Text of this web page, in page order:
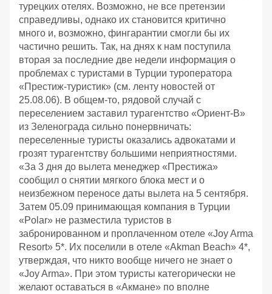
турецких отелях. Возможно, не все претензии
справедливы, однако их становится критично
много и, возможно, фингарантии смогли бы их
частично решить. Так, на днях к нам поступила
вторая за последние две недели информация о
проблемах с туристами в Турции туроператора
«Престиж-туристик» (см. ленту новостей от
25.08.06). В общем-то, рядовой случай с
переселением заставил турагентство «Ориент-В»
из Зеленограда сильно понервничать:
переселенные туристы оказались адвокатами и
грозят турагентству большими неприятностями.
«За 3 дня до вылета менеджер «Престижа»
сообщил о снятии мягкого блока мест и о
неизбежном переносе даты вылета на 5 сентября.
Затем 05.09 принимающая компания в Турции
«Polar» не разместила туристов в
забронированном и проплаченном отеле «Joy Arma
Resort» 5*. Их поселили в отеле «Akman Beach» 4*,
утверждая, что никто вообще ничего не знает о
«Joy Arma». При этом туристы категорически не
желают оставаться в «Акмане» по вполне